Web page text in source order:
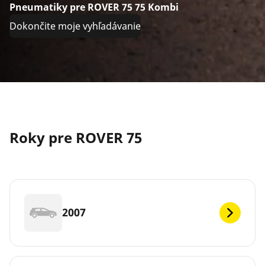
Pneumatiky pre ROVER 75 75 Kombi
Dokončite moje vyhľadávanie
Roky pre ROVER 75
2007